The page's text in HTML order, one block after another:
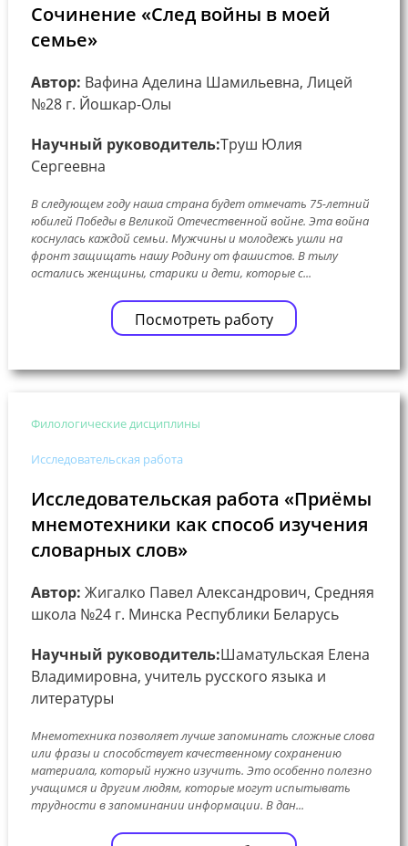
Сочинение «След войны в моей
семье»
Автор: Вафина Аделина Шамильевна, Лицей
№28 г. Йошкар-Олы
Научный руководитель:Труш Юлия
Сергеевна
В следующем году наша страна будет отмечать 75-летний
юбилей Победы в Великой Отечественной войне. Эта война
коснулась каждой семьи. Мужчины и молодежь ушли на
фронт защищать нашу Родину от фашистов. В тылу
остались женщины, старики и дети, которые с...
Посмотреть работу
Филологические дисциплины
Исследовательская работа
Исследовательская работа «Приёмы
мнемотехники как способ изучения
словарных слов»
Автор: Жигалко Павел Александрович, Средняя
школа №24 г. Минска Республики Беларусь
Научный руководитель:Шаматульская Елена
Владимировна, учитель русского языка и
литературы
Мнемотехника позволяет лучше запоминать сложные слова
или фразы и способствует качественному сохранению
материала, который нужно изучить. Это особенно полезно
учащимся и другим людям, которые могут испытывать
трудности в запоминании информации. В дан...